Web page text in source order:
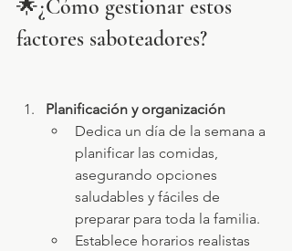
🌟¿Cómo gestionar estos
factores saboteadores?
Planificación y organización
Dedica un día de la semana a
planificar las comidas,
asegurando opciones
saludables y fáciles de
preparar para toda la familia.
Establece horarios realistas